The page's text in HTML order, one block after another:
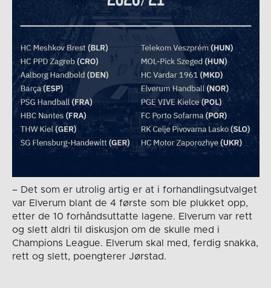
– Det som er utrolig artig er at i forhandlingsutvalget
var Elverum blant de 4 første som ble plukket opp,
etter de 10 forhåndsuttatte lagene. Elverum var rett
og slett aldri til diskusjon om de skulle med i
Champions League. Elverum skal med, ferdig snakka,
rett og slett, poengterer Jørstad.